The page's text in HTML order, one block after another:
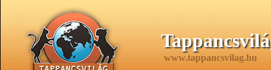
www.tappancsvilag.hu